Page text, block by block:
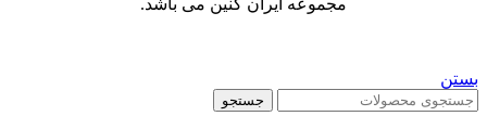
مجموعه ایران کنین می باشد.
بستن
جستجو